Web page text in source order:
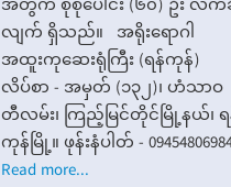
အတွက် စုစုပေါင်း (၆၀) ဦး လက်
လျက် ရှိသည်။ အရိုးရောဂါ
အထူးကုဆေးရုံကြီး (ရန်ကုန်)
လိပ်စာ - အမှတ် (၁၃၂)၊ ဟံသာဝ
တီလမ်း၊ ကြည့်မြင်တိုင်မြို့နယ်၊
ကုန်မြို့။ ဖုန်းနံပါတ် -
Read more...